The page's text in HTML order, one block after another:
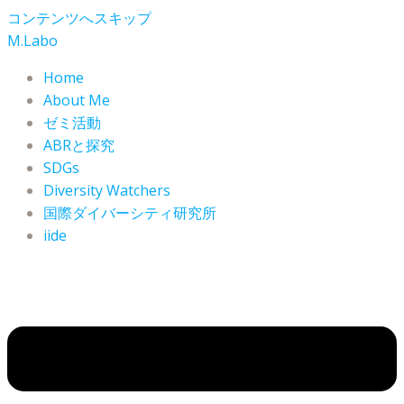
コンテンツへスキップ
M.Labo
Home
About Me
ゼミ活動
ABRと探究
SDGs
Diversity Watchers
国際ダイバーシティ研究所
iide